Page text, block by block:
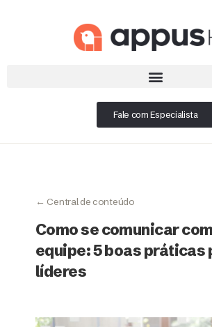
Fale com Especialista
← Central de conteúdo
Como se comunicar
equipe: 5 boas práticas
líderes